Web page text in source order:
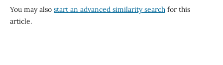
You may also start an advanced similarity searchfor this
article.